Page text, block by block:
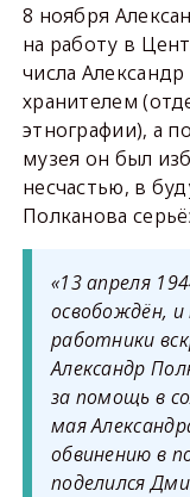
8 ноября
на работу в
числа
хранителем
этнографии), а
музея он был
несчастью, в
Полканова
«13 апреля
освобождён,
работники
Александр
за помощь в
мая
обвинению в
поделился